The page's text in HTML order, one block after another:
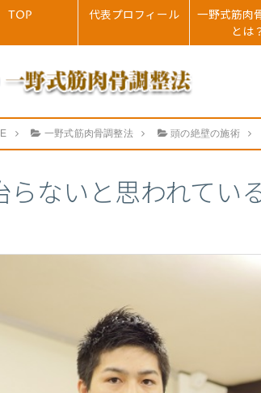
TOP 代表プロフィール
一野式筋肉
とは
一野式筋肉骨調整法 頭の絶壁の施術
らないと思われてい